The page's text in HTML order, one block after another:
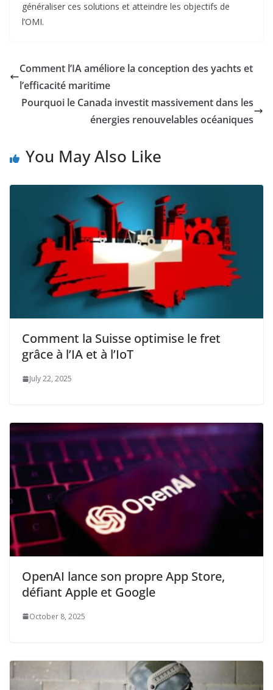
généraliser ces solutions et atteindre les objectifs de
l’OMI.
Comment l’IA améliore la conception des yachts et
l’efficacité maritime
Pourquoi le Canada investit massivement dans les
énergies renouvelables océaniques
You May Also Like
Comment la Suisse optimise le fret
grâce à l’IA et à l’IoT
July 22, 2025
OpenAI lance son propre App Store,
défiant Apple et Google
October 8, 2025